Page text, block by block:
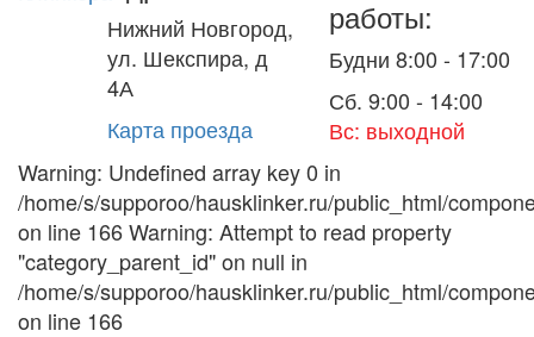
Нижний Новгород,
ул. Шекспира, д
4А
Карта проезда
работы:
Будни 8:00 - 17:00
Сб. 9:00 - 14:00
Вс: выходной
Warning: Undefined array key 0 in
/home/s/supporoo/hausklinker.ru/public_html/
on line 166 Warning: Attempt to read property
"category_parent_id" on null in
/home/s/supporoo/hausklinker.ru/public_html/
on line 166